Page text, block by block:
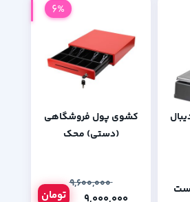
کشوی پول فروشگاهی
(دستی) محک
۹,۶۰۰,۰۰۰
تومان
6%